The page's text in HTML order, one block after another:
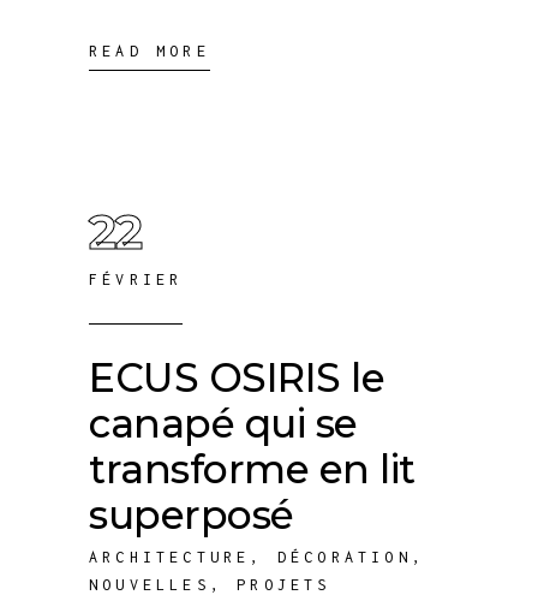
READ MORE
22
FÉVRIER
ECUS OSIRIS le
canapé qui se
transforme en lit
superposé
ARCHITECTURE , DÉCORATION ,
NOUVELLES ,PROJETS